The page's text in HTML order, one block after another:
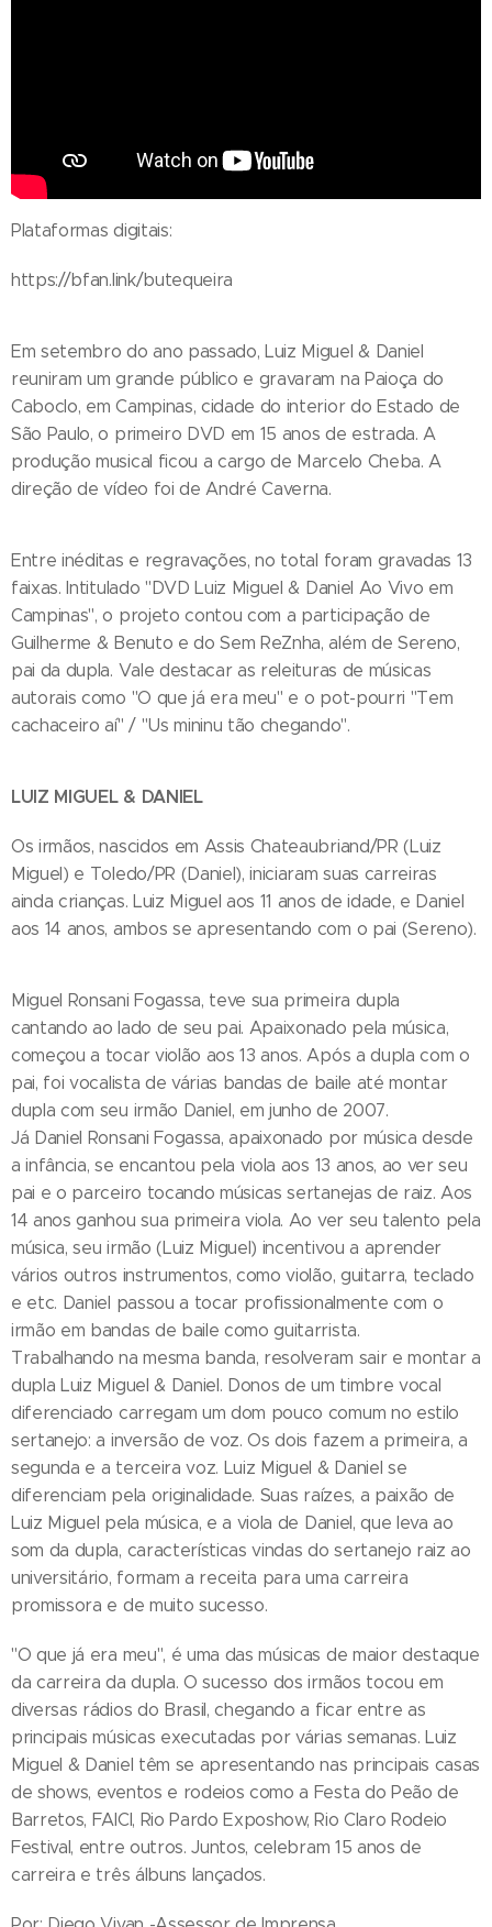
Plataformas digitais:
https://bfan.link/butequeira
Em setembro do ano passado, Luiz Miguel & Daniel
reuniram um grande público e gravaram na Paioça do
Caboclo, em Campinas, cidade do interior do Estado de
São Paulo, o primeiro DVD em 15 anos de estrada. A
produção musical ficou a cargo de Marcelo Cheba. A
direção de vídeo foi de André Caverna.
Entre inéditas e regravações, no total foram gravadas 13
faixas. Intitulado "DVD Luiz Miguel & Daniel Ao Vivo em
Campinas", o projeto contou com a participação de
Guilherme & Benuto e do Sem ReZnha, além de Sereno,
pai da dupla. Vale destacar as releituras de músicas
autorais como "O que já era meu" e o pot-pourri "Tem
cachaceiro aí" / "Us mininu tão chegando".
LUIZ MIGUEL & DANIEL
Os irmãos, nascidos em Assis Chateaubriand/PR (Luiz
Miguel) e Toledo/PR (Daniel), iniciaram suas carreiras
ainda crianças. Luiz Miguel aos 11 anos de idade, e Daniel
aos 14 anos, ambos se apresentando com o pai (Sereno).
Miguel Ronsani Fogassa, teve sua primeira dupla
cantando ao lado de seu pai. Apaixonado pela música,
começou a tocar violão aos 13 anos. Após a dupla com o
pai, foi vocalista de várias bandas de baile até montar
dupla com seu irmão Daniel, em junho de 2007.
Já Daniel Ronsani Fogassa, apaixonado por música desde
a infância, se encantou pela viola aos 13 anos, ao ver seu
pai e o parceiro tocando músicas sertanejas de raiz. Aos
14 anos ganhou sua primeira viola. Ao ver seu talento pela
música, seu irmão (Luiz Miguel) incentivou a aprender
vários outros instrumentos, como violão, guitarra, teclado
e etc. Daniel passou a tocar profissionalmente com o
irmão em bandas de baile como guitarrista.
Trabalhando na mesma banda, resolveram sair e montar a
dupla Luiz Miguel & Daniel. Donos de um timbre vocal
diferenciado carregam um dom pouco comum no estilo
sertanejo: a inversão de voz. Os dois fazem a primeira, a
segunda e a terceira voz. Luiz Miguel & Daniel se
diferenciam pela originalidade. Suas raízes, a paixão de
Luiz Miguel pela música, e a viola de Daniel, que leva ao
som da dupla, características vindas do sertanejo raiz ao
universitário, formam a receita para uma carreira
promissora e de muito sucesso.
"O que já era meu", é uma das músicas de maior destaque
da carreira da dupla. O sucesso dos irmãos tocou em
diversas rádios do Brasil, chegando a ficar entre as
principais músicas executadas por várias semanas. Luiz
Miguel & Daniel têm se apresentando nas principais casas
de shows, eventos e rodeios como a Festa do Peão de
Barretos, FAICI, Rio Pardo Exposhow, Rio Claro Rodeio
Festival, entre outros. Juntos, celebram 15 anos de
carreira e três álbuns lançados.